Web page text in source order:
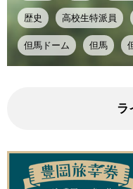
歴史 高校生特派員
但馬ドーム 但馬
ラ